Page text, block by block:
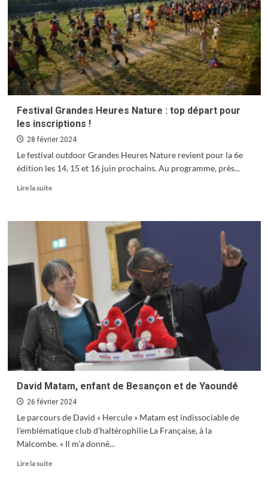
Festival Grandes Heures Nature : top départ pour
les inscriptions !
28 février 2024
Le festival outdoor Grandes Heures Nature revient pour la 6e
édition les 14, 15 et 16 juin prochains. Au programme, près...
Lire la suiteEn
sur
Grandes
Nature
top
départ
pour
les
inscriptions
David Matam, enfant de Besançon et de Yaoundé
26 février 2024
Le parcours de David « Hercule » Matam est indissociable de
l’emblématique club d’haltérophilie La Française, à la
Malcombe. « Il m’a donné...
Lire la suiteEn